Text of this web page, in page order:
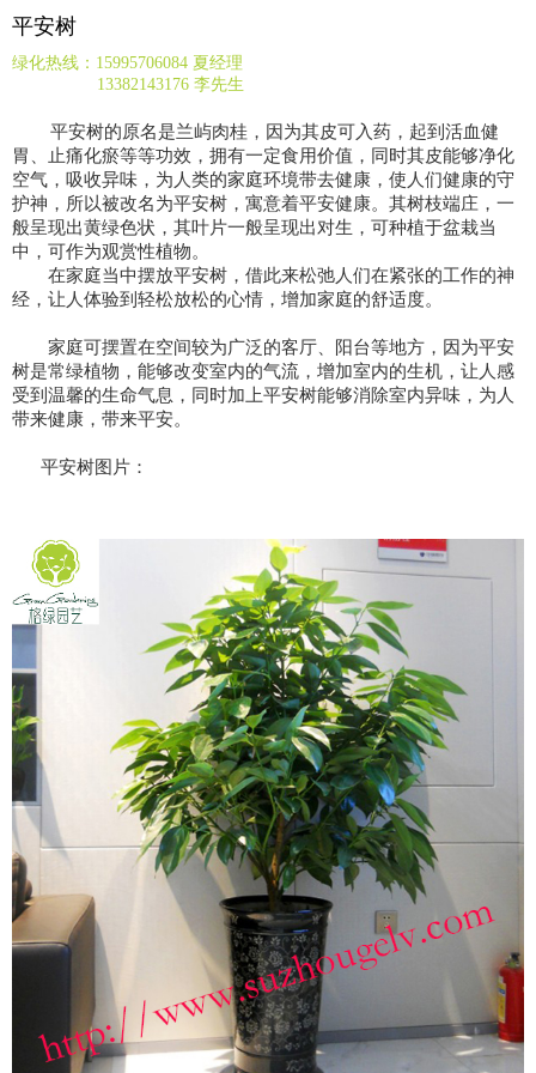
平安树
绿化热线：15995706084 夏经理
13382143176 李先生
平安树的原名是兰屿肉桂，因为其皮可入药，起到活血健
胃、止痛化瘀等等功效，拥有一定食用价值，同时其皮能够净化
空气，吸收异味，为人类的家庭环境带去健康，使人们健康的守
护神，所以被改名为平安树，寓意着平安健康。其树枝端庄，一
般呈现出黄绿色状，其叶片一般呈现出对生，可种植于盆栽当
中，可作为观赏性植物。
在家庭当中摆放平安树，借此来松弛人们在紧张的工作的神
经，让人体验到轻松放松的心情，增加家庭的舒适度。
家庭可摆置在空间较为广泛的客厅、阳台等地方，因为平安
树是常绿植物，能够改变室内的气流，增加室内的生机，让人感
受到温馨的生命气息，同时加上平安树能够消除室内异味，为人
带来健康，带来平安。
平安树图片：